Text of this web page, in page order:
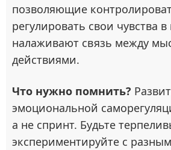
позволяющие
регулировать свои чувства
налаживают связь между
действиями.
Что нужно помнить?
эмоциональной
а не спринт. Будьте
экспериментируйте с